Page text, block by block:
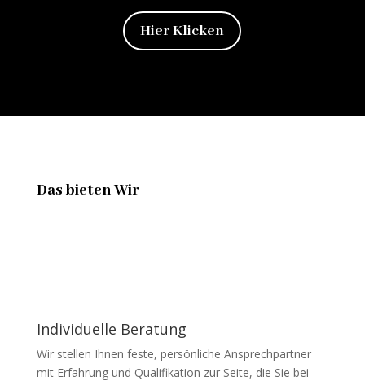
Hier Klicken
Das bieten Wir
Individuelle Beratung
Wir stellen Ihnen feste, persönliche Ansprechpartner
mit Erfahrung und Qualifikation zur Seite, die Sie bei